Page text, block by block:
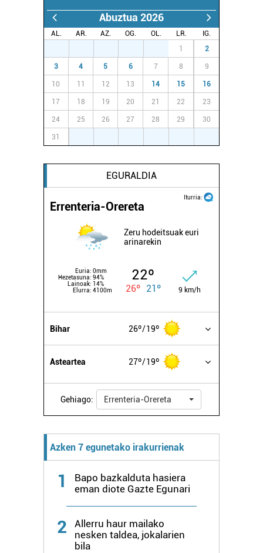
Abuztua 2026
AL. AR. AZ. OG. OL. LR.
IG.
1 2
3 4 5 6 7 8 9
10 11 12 13 14 15 16
17 18 19 20 21 22 23
24 25 26 27 28 29 30
31
EGURALDIA
Iturria:
Errenteria-Orereta
Zeru hodeitsuak euri
arinarekin
Euria: 0mm
Hezetasuna: 94%
Lainoak: 14%
Elurra: 4100m
22º
26º 21º 9 km/h
Bihar 26º 19º
Asteartea 27º 19º
Gehiago: Errenteria-Orereta
Azken 7 egunetako irakurrienak
1
Bapo bazkalduta hasiera
eman diote Gazte Egunari
2
Allerru haur mailako
nesken taldea, jokalarien
bila